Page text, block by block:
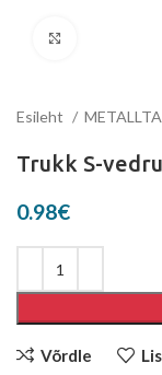
Esileht
Trukk S-
0.98€
Võrdle